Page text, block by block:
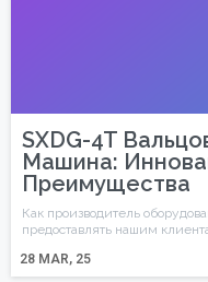
SXDG-4T
Машина:
Преимущества
28 MAR, 25
Как производитель
предоставлять нашим